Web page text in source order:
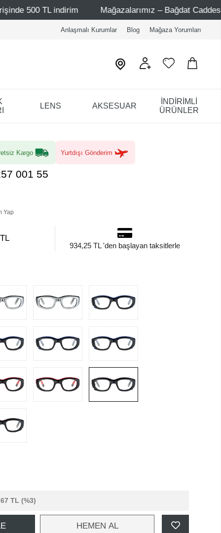
Mağazalarımız – Bağdat Caddesi 1 - Bağdat
Anlaşmalı Kurumlar Blog Mağaza Yorumları
LENS AKSESUAR
İNDİRİMLİ
ÜRÜNLER
Kargo Yurtdışı Gönderim
001 55
Yap
934,25 TL 'den başlayan taksitlerle
TL (%3)
HEMEN AL